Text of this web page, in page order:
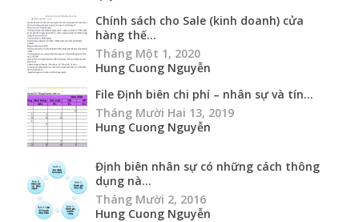
Chính sách cho Sale (kinh doanh) cửa
hàng thế...
Tháng Một 1, 2020
Hung Cuong Nguyễn
File Định biên chi phí – nhân sự và tín...
Tháng Mười Hai 13, 2019
Hung Cuong Nguyễn
Định biên nhân sự có những cách thông
dụng nà...
Tháng Mười 2, 2016
Hung Cuong Nguyễn